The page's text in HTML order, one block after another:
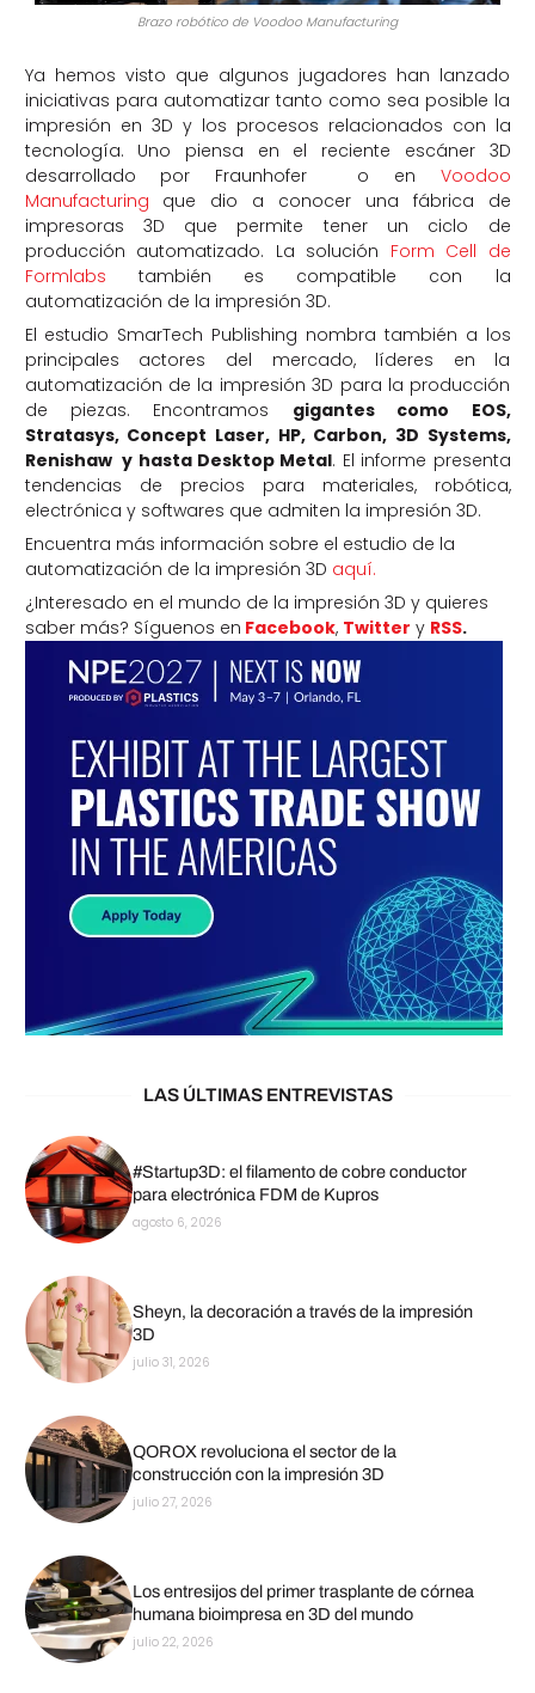
Brazo robótico de Voodoo Manufacturing
Ya hemos visto que algunos jugadores han lanzado
iniciativas para automatizar tanto como sea posible la
impresión en 3D y los procesos relacionados con la
tecnología. Uno piensa en el reciente escáner 3D
desarrollado por Fraunhofer o en Voodoo
Manufacturing que dio a conocer una fábrica de
impresoras 3D que permite tener un ciclo de
producción automatizado. La solución Form Cell de
Formlabs también es compatible con la
automatización de la impresión 3D.
El estudio SmarTech Publishing nombra también a los
principales actores del mercado, líderes en la
automatización de la impresión 3D para la producción
de piezas. Encontramos gigantes como EOS,
Stratasys, Concept Laser, HP, Carbon, 3D Systems,
Renishaw y hasta Desktop Metal. El informe presenta
tendencias de precios para materiales, robótica,
electrónica y softwares que admiten la impresión 3D.
Encuentra más información sobre el estudio de la
automatización de la impresión 3D aquí.
¿Interesado en el mundo de la impresión 3D y quieres
saber más? Síguenos en Facebook, Twitter y RSS.
LAS ÚLTIMAS ENTREVISTAS
#Startup3D: el filamento de cobre conductor
para electrónica FDM de Kupros
agosto 6, 2026
Sheyn, la decoración a través de la impresión
3D
julio 31, 2026
QOROX revoluciona el sector de la
construcción con la impresión 3D
julio 27, 2026
Los entresijos del primer trasplante de córnea
humana bioimpresa en 3D del mundo
julio 22, 2026